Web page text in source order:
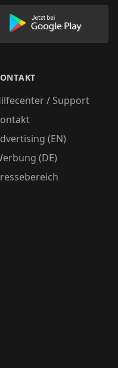
AppStore herunter
Lade unsere
/ Support
(EN)
(DE)